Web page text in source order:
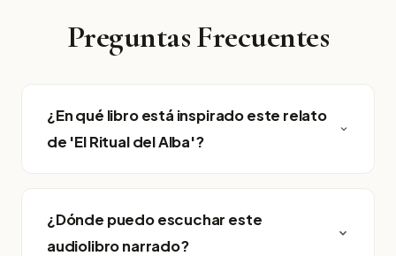
Preguntas Frecuentes
¿En qué libro está inspirado este relato
de 'El Ritual del Alba'?
¿Dónde puedo escuchar este
audiolibro narrado?